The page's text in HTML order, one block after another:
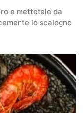
e mettetele da
lo scalogno